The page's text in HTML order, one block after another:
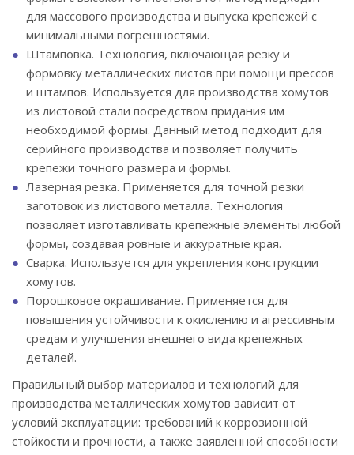
для массового производства и выпуска крепежей с
минимальными погрешностями.
Штамповка. Технология, включающая резку и
формовку металлических листов при помощи прессов
и штампов. Используется для производства хомутов
из листовой стали посредством придания им
необходимой формы. Данный метод подходит для
серийного производства и позволяет получить
крепежи точного размера и формы.
Лазерная резка. Применяется для точной резки
заготовок из листового металла. Технология
позволяет изготавливать крепежные элементы любой
формы, создавая ровные и аккуратные края.
Сварка. Используется для укрепления конструкции
хомутов.
Порошковое окрашивание. Применяется для
повышения устойчивости к окислению и агрессивным
средам и улучшения внешнего вида крепежных
деталей.
Правильный выбор материалов и технологий для
производства металлических хомутов зависит от
условий эксплуатации: требований к коррозионной
стойкости и прочности, а также заявленной способности